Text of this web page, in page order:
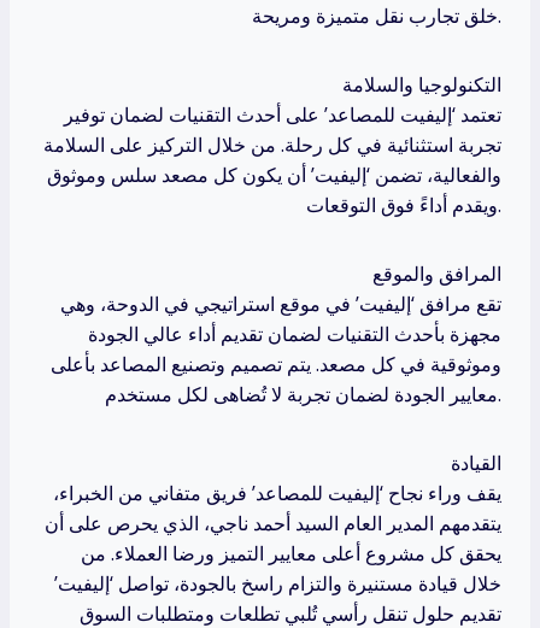
خلق تجارب نقل متميزة ومريحة.
التكنولوجيا والسلامة
تعتمد ‘إليفيت للمصاعد’ على أحدث التقنيات لضمان توفير
تجربة استثنائية في كل رحلة. من خلال التركيز على السلامة
والفعالية، تضمن ‘إليفيت’ أن يكون كل مصعد سلس وموثوق
ويقدم أداءً فوق التوقعات.
المرافق والموقع
تقع مرافق ‘إليفيت’ في موقع استراتيجي في الدوحة، وهي
مجهزة بأحدث التقنيات لضمان تقديم أداء عالي الجودة
وموثوقية في كل مصعد. يتم تصميم وتصنيع المصاعد بأعلى
معايير الجودة لضمان تجربة لا تُضاهى لكل مستخدم.
القيادة
يقف وراء نجاح ‘إليفيت للمصاعد’ فريق متفاني من الخبراء،
يتقدمهم المدير العام السيد أحمد ناجي، الذي يحرص على أن
يحقق كل مشروع أعلى معايير التميز ورضا العملاء. من
خلال قيادة مستنيرة والتزام راسخ بالجودة، تواصل ‘إليفيت’
تقديم حلول تنقل رأسي تُلبي تطلعات ومتطلبات السوق